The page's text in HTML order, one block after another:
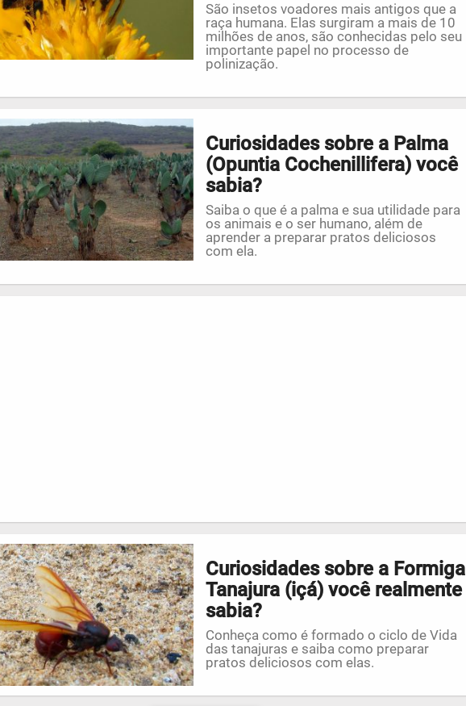
São insetos voadores mais antigos que a
raça humana. Elas surgiram a mais de 10
milhões de anos, são conhecidas pelo seu
importante papel no processo de
polinização.
Curiosidades sobre a Palma
(Opuntia Cochenillifera) você
sabia?
Saiba o que é a palma e sua utilidade para
os animais e o ser humano, além de
aprender a preparar pratos deliciosos
com ela.
Curiosidades sobre a Formiga
Tanajura (içá) você realmente
sabia?
Conheça como é formado o ciclo de Vida
das tanajuras e saiba como preparar
pratos deliciosos com elas.